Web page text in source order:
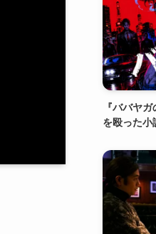
『ババヤ
を殴った小